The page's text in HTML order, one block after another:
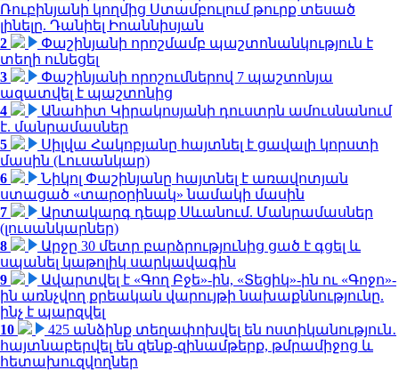
Ռուբինյանի կողմից Ստամբուլում թուրք տեսած
լինելը. Դանիել Իոաննիսյան
2
Փաշինյանի որոշմամբ պաշտոնանկություն է
տեղի ունեցել
3
Փաշինյանի որոշումներով 7 պաշտոնյա
ազատվել է պաշտոնից
4
Անահիտ Կիրակոսյանի դուստրն ամուսնանում
է. մանրամասներ
5
Սիլվա Հակոբյանը հայտնել է ցավալի կորստի
մասին (Լուսանկար)
6
Նիկոլ Փաշինյանը հայտնել է առավոտյան
ստացած «տարօրինակ» նամակի մասին
7
Արտակարգ դեպք Սևանում. Մանրամասներ
(լուսանկարներ)
8
Արջը 30 մետր բարձրությունից ցած է գցել և
սպանել կաթոլիկ սարկավագին
9
Ավարտվել է «Գող Բջե»-ին, «Տեցիկ»-ին ու «Գոջո»-
ին առնչվող քրեական վարույթի նախաքննությունը.
ինչ է պարզվել
10
425 անձինք տեղափոխվել են ոստիկանություն․
հայտնաբերվել են զենք-զինամթերք, թմրամիջոց և
հետախուզվողներ